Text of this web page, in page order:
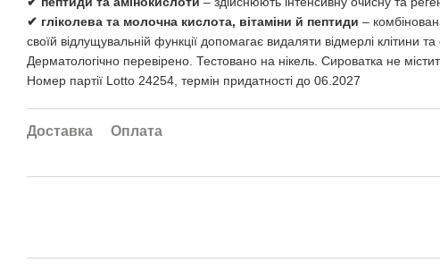
✔ гліколева та молочна кислота, вітаміни й пептиди –
своїй відлущувальній функції допомагає видаляти відмерлі клітини
Дерматологічно перевірено. Тестовано на нікель. Сироватка не
Номер партії Lotto 24254, термін придатності до 06.2027
Доставка Оплата